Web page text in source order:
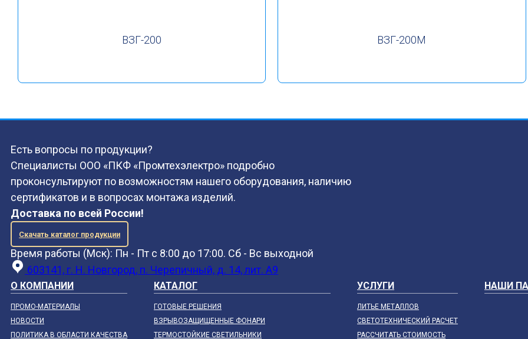
ВЗГ-200 ВЗГ-200М
Есть вопросы по продукции?
Специалисты ООО «ПКФ «Промтехэлектро» подробно
проконсультируют по возможностям нашего оборудования, наличию
сертификатов и в вопросах монтажа изделий.
Доставка по всей России!
Скачать каталог продукции
Время работы (Мск): Пн - Пт с 8:00 до 17:00. Сб - Вс выходной
603141, г. Н. Новгород, п. Черепичный, д. 14, лит. А9
О КОМПАНИИ
ПРОМО-МАТЕРИАЛЫ
НОВОСТИ
ПОЛИТИКА В ОБЛАСТИ КАЧЕСТВА
КАТАЛОГ
ГОТОВЫЕ РЕШЕНИЯ
ВЗРЫВОЗАЩИЩЕННЫЕ ФОНАРИ
ТЕРМОСТОЙКИЕ СВЕТИЛЬНИКИ
УСЛУГИ
ЛИТЬЕ МЕТАЛЛОВ
СВЕТОТЕХНИЧЕСКИЙ РАСЧЕТ
РАССЧИТАТЬ СТОИМОСТЬ
НАШИ